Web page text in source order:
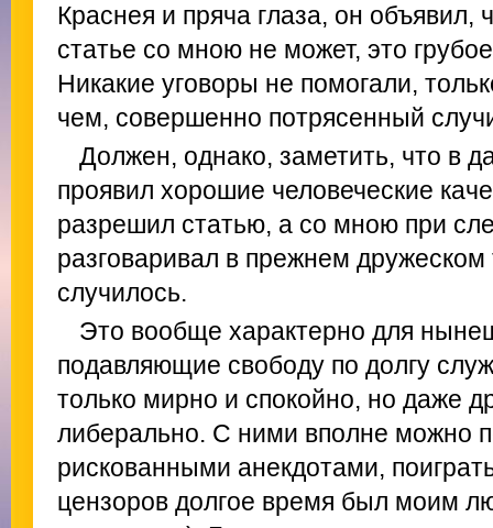
Краснея и пряча глаза, он объявил,
статье со мною не может, это
Никакие уговоры не помогали,
чем, совершенно потрясенный
Должен, однако, заметить, что в
проявил хорошие человеческие
разрешил статью, а со мною при
разговаривал в прежнем дружеском
случилось.
Это вообще характерно для
подавляющие свободу по долгу
только мирно и спокойно, но даже
либерально. С ними вполне можно
рискованными анекдотами,
цензоров долгое время был моим